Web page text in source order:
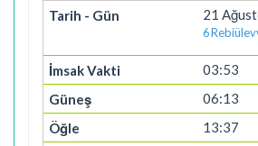
21
6
03:53
06:13
13:37